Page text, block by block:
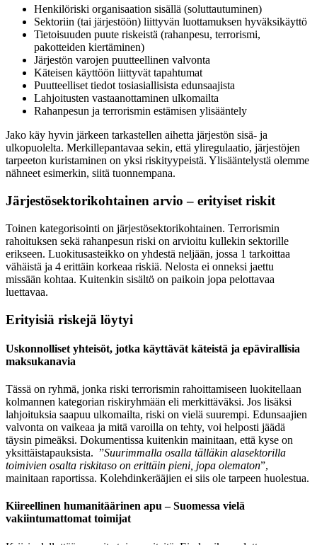
Henkilöriski organisaation sisällä (soluttautuminen)
Sektoriin (tai järjestöön) liittyvän luottamuksen hyväksikäyttö
Tietoisuuden puute riskeistä (rahanpesu, terrorismi,
pakotteiden kiertäminen)
Järjestön varojen puutteellinen valvonta
Käteisen käyttöön liittyvät tapahtumat
Puutteelliset tiedot tosiasiallisista edunsaajista
Lahjoitusten vastaanottaminen ulkomailta
Rahanpesun ja terrorismin estämisen ylisääntely
Jako käy hyvin järkeen tarkastellen aihetta järjestön sisä- ja
ulkopuolelta. Merkillepantavaa sekin, että yliregulaatio, järjestöjen
tarpeeton kuristaminen on yksi riskityypeistä. Ylisääntelystä olemme
nähneet esimerkin, siitä tuonnempana.
Järjestösektorikohtainen arvio – erityiset riskit
Toinen kategorisointi on järjestösektorikohtainen. Terrorismin
rahoituksen sekä rahanpesun riski on arvioitu kullekin sektorille
erikseen. Luokitusasteikko on yhdestä neljään, jossa 1 tarkoittaa
vähäistä ja 4 erittäin korkeaa riskiä. Nelosta ei onneksi jaettu
missään kohtaa. Kuitenkin sisältö on paikoin jopa pelottavaa
luettavaa.
Erityisiä riskejä löytyi
Uskonnolliset yhteisöt, jotka käyttävät käteistä ja epävirallisia
maksukanavia
Tässä on ryhmä, jonka riski terrorismin rahoittamiseen luokitellaan
kolmannen kategorian riskiryhmään eli merkittäväksi. Jos lisäksi
lahjoituksia saapuu ulkomailta, riski on vielä suurempi. Edunsaajien
valvonta on vaikeaa ja mitä varoilla on tehty, voi helposti jäädä
täysin pimeäksi. Dokumentissa kuitenkin mainitaan, että kyse on
yksittäistapauksista. ”Suurimmalla osalla tälläkin alasektorilla
toimivien osalta riskitaso on erittäin pieni, jopa olematon”,
mainitaan raportissa. Kolehdinkerääjien ei siis ole tarpeen huolestua.
Kiireellinen humanitäärinen apu – Suomessa vielä
vakiintumattomat toimijat